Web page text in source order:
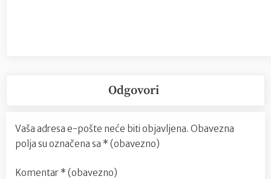
Odgovori
Vaša adresa e-pošte neće biti objavljena. Obavezna
polja su označena sa * (obavezno)
Komentar * (obavezno)